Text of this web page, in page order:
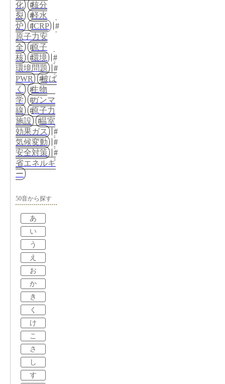
化
核分
裂
軽水
炉
ICRP
原子力安
全
原子
核
環境
環境問題
PWR
被ば
く
生物
学
ガンマ
線
原子力
施設
温室
効果ガス
気候変動
安全対策
省エネルギ
ー
50音から探す
あ
い
う
え
お
か
き
く
け
こ
さ
し
す